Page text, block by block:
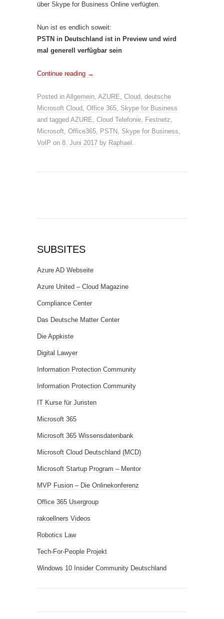
über Skype for Business Online verfügten.
Nun ist es endlich soweit:
PSTN in Deutschland ist in Preview und wird
mal generell verfügbar sein
Continue reading →
Posted in Allgemein, AZURE, Cloud, deutsche
Microsoft Cloud, Office 365, Skype for Business
and tagged AZURE, Cloud Telefonie, Festnetz,
Microsoft, Office365, PSTN, Skype for Business,
VoIP on 8. Juni 2017 by Raphael .
SUBSITES
Azure AD Webseite
Azure United – Cloud Magazine
Compliance Center
Das Deutsche Matter Center
Die Appkiste
Digital Lawyer
Information Protection Community
Information Protection Community
IT Kurse für Juristen
Microsoft 365
Microsoft 365 Wissensdatenbank
Microsoft Cloud Deutschland (MCD)
Microsoft Startup Program – Mentor
MVP Fusion – Die Onlinekonferenz
Office 365 Usergroup
rakoellners Videos
Robotics Law
Tech-For-People Projekt
Windows 10 Insider Community Deutschland